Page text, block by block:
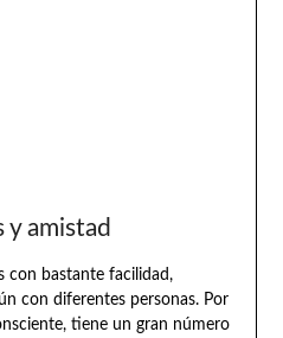
y amistad
con bastante facilidad,
con diferentes personas. Por
tiene un gran número